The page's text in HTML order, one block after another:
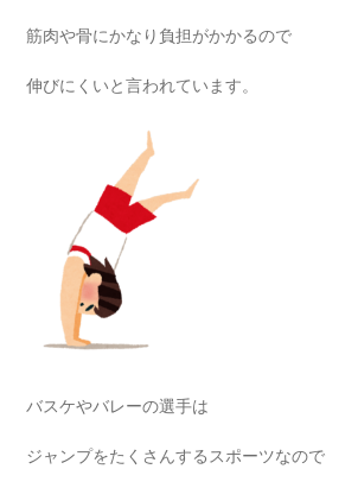
筋肉や骨にかなり負担がかかるので
伸びにくいと言われています。
バスケやバレーの選手は
ジャンプをたくさんするスポーツなので